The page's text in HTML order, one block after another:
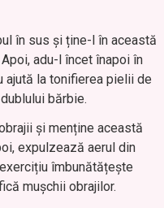
în sus și ține-l în această
adu-l încet înapoi în
ajută la tonifierea pielii de
bărbie.
și menține această
expulzează aerul din
îmbunătățește
mușchii obrajilor.